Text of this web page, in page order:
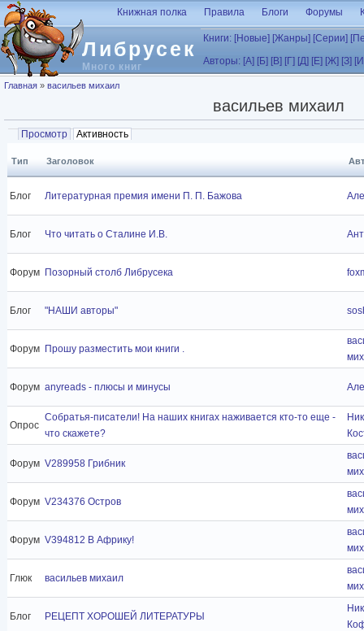
Перейти к основному содержанию
Либрусек
Много книг
Книжная полка Правила Блоги Форумы
Книги: [Новые] [Жанры] [Серии]
Авторы: [А] [Б] [В] [Г] [Д] [Е] [Ж] [З]
Вы здесь
Главная » васильев михаил
васильев михаил
Главные вкладки
Просмотр Активность
Тип Заголовок
Блог Литературная премия имени П. П. Бажова
Блог Что читать о Сталине И.В.
Форум Позорный столб Либрусека
Блог "НАШИ авторы"
Форум Прошу разместить мои книги .
Форум anyreads - плюсы и минусы
Опрос
Собратья-писатели! На наших книгах наживается кто-то еще -
что скажете?
Форум V289958 Грибник
Форум V234376 Остров
Форум V394812 В Африку!
Глюк васильев михаил
Блог РЕЦЕПТ ХОРОШЕЙ ЛИТЕРАТУРЫ